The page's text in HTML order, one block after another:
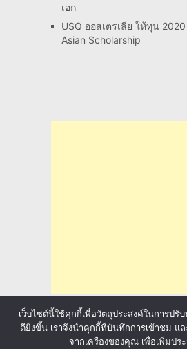
เอก
USQ ออสเตรเลีย ให้ทุน
Asian Scholarship
เว็บไซต์นี้ใช้คุกกี้เพื่อวัตถุประสงค์ในการปรั
ดียิ่งขึ้น เราจึงนำคุกกี้ที่บันทึกการเข้าชม แ
จากเครื่องของคุณ เพื่อเพิ่มปร